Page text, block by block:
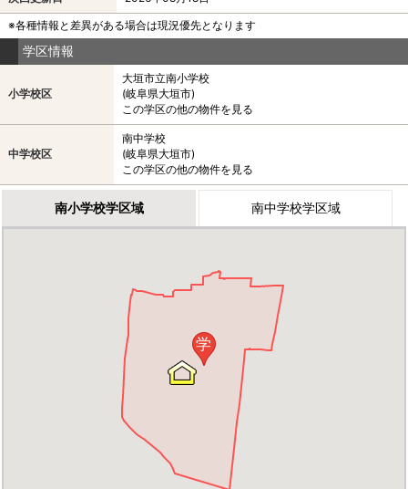
※各種情報と差異がある場合は現況優先となります
学区情報
小学校区
大垣市立南小学校
(岐阜県大垣市)
この学区の他の物件を見る
中学校区
南中学校
(岐阜県大垣市)
この学区の他の物件を見る
南小学校学区域 南中学校学区域
学